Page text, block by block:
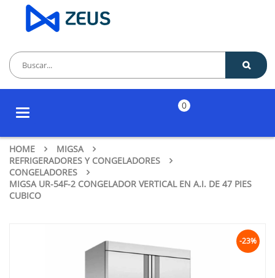
Toggle
0
HOME
MIGSA
REFRIGERADORES Y CONGELADORES
CONGELADORES
MIGSA UR-54F-2 CONGELADOR VERTICAL EN A.I. DE 47 PIES
CUBICO
-23%